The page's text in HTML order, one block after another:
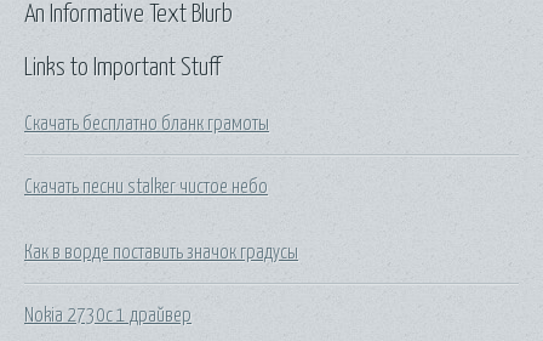
Links to Important Stuff
Скачать бесплатно бланк грамоты
Скачать песни stalker чистое небо
Как в ворде поставить значок градусы
Nokia 2730c 1 драйвер
An Informative Text Blurb